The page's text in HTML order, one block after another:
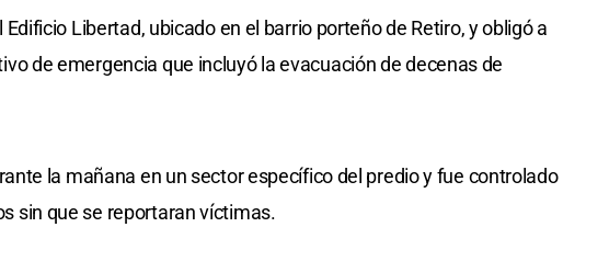
Libertad, ubicado en el barrio porteño de Retiro, y obligó a
de emergencia que incluyó la evacuación de decenas de
la mañana en un sector específico del predio y fue controlado
sin que se reportaran víctimas.